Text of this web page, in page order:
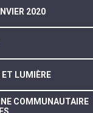
2020
LUMIÈRE
COMMUNAUTAIRE